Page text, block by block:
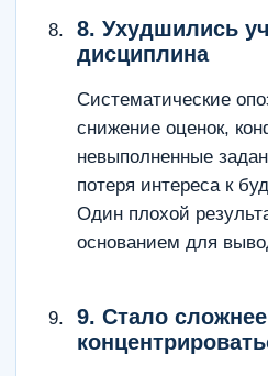
8. Ухудшились
дисциплина
Систематические
снижение оценок,
невыполненные
потеря интереса к
Один плохой
основанием для
9. Стало сложнее